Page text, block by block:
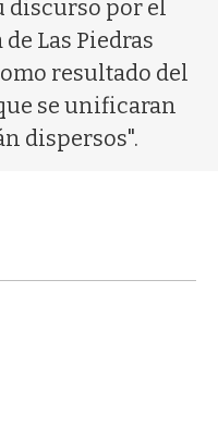
discurso por el
Las Piedras
resultado del
se unificaran
dispersos".